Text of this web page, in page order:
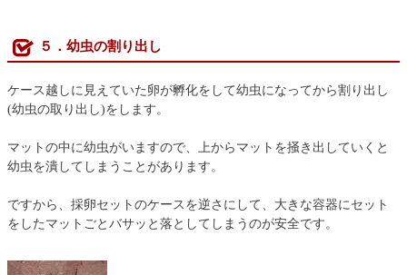
５．幼虫の割り出し
ケース越しに見えていた卵が孵化をして幼虫になってから割り出し
(幼虫の取り出し)をします。
マットの中に幼虫がいますので、上からマットを掻き出していくと
幼虫を潰してしまうことがあります。
ですから、採卵セットのケースを逆さにして、大きな容器にセット
をしたマットごとバサッと落としてしまうのが安全です。